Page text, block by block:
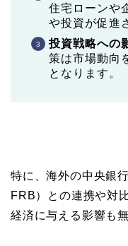
住宅ローンや
や投資が促進
投資戦略への
策は市場動向
となります。
特に、海外の中央銀
FRB）との連携や対
経済に与える影響も